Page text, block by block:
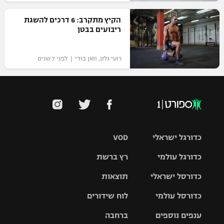
רשיון להקרנה פומבית לבית עסק
הצטרפות לחבילת הערוצים
לוח דרושים – ג'ובנט
המגזין
הקיץ מתקרב: 6 דרכים להשגת
ריבועים בבטן
רועי גלזן, וואן בודי | לפני 7 שנים
VOD
רץ ברשת
תוצאות
לוח שידורים
ברחבה
כדורגל ישראלי
גביע הטוטו
כדורגל עולמי
האלופות
ליגה
כדורסל ישראלי
סל
כדורסל עולמי
ענפים נוספים